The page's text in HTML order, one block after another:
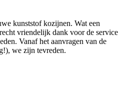
kunststof kozijnen. Wat een
vriendelijk dank voor de service
Vanaf het aanvragen van de
we zijn tevreden.